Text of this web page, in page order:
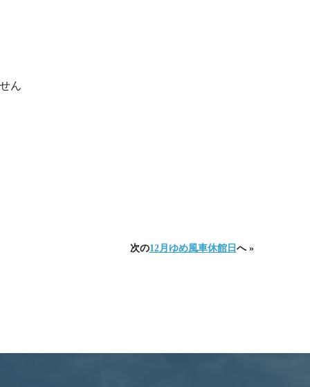
ん
次の12月ゆめ風車休館日へ »